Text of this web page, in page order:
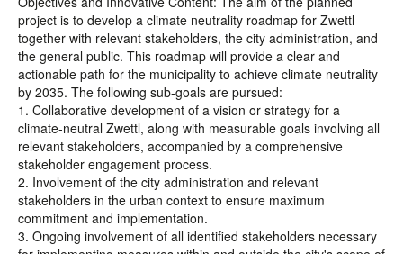
project is to develop a climate neutrality roadmap for Zwettl
together with relevant stakeholders, the city administration, and
the general public. This roadmap will provide a clear and
actionable path for the municipality to achieve climate neutrality
by 2035. The following sub-goals are pursued:
1. Collaborative development of a vision or strategy for a
climate-neutral Zwettl, along with measurable goals involving all
relevant stakeholders, accompanied by a comprehensive
stakeholder engagement process.
2. Involvement of the city administration and relevant
stakeholders in the urban context to ensure maximum
commitment and implementation.
3. Ongoing involvement of all identified stakeholders necessary